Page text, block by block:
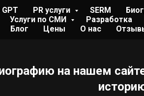
GPT PR услуги SERM
Услуги по СМИ Разработка
Блог Цены О нас
на нашем